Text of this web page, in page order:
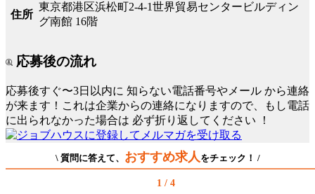
住所
東京都港区浜松町2-4-1世界貿易センタービルディン
グ南館 16階
応募後の流れ
応募後すぐ〜3日以内に 知らない電話番号やメール から連絡
が来ます！これは企業からの連絡になりますので、もし電話
に出られなかった場合は 必ず折り返してください ！
\ 質問に答えて、 おすすめ求人 をチェック！ /
1 / 4